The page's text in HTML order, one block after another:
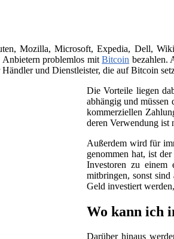
Mozilla, Microsoft, Expedia, Dell,
Anbietern problemlos mitBitcoin bezahlen.
und Dienstleister, die auf Bitcoin
Die Vorteile liegen
abhängig und
kommerziellen
deren Verwendung ist
Außerdem wird für
genommen hat, ist
Investoren zu einem
mitbringen, sonst
Geld investiert
Wo kann ich
Darüber hinaus